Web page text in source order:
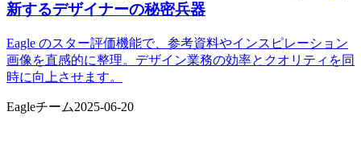
新するデザイナーの秘密兵器
Eagle のスター評価機能で、参考資料やインスピレーション
画像を直感的に整理。デザイン業務の効率とクオリティを同
時に向上させます。
Eagleチーム2025-06-20